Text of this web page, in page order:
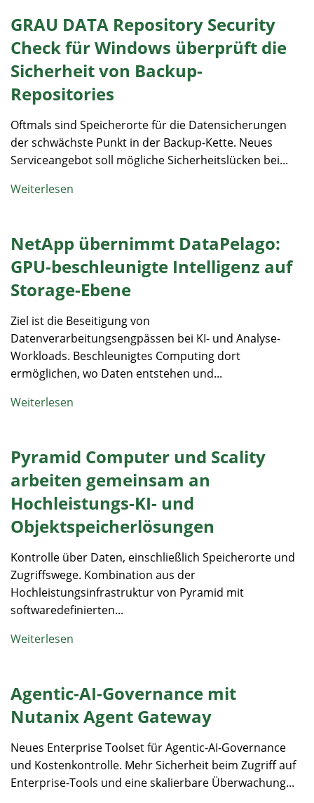
GRAU DATA Repository Security
Check für Windows überprüft die
Sicherheit von Backup-
Repositories
Oftmals sind Speicherorte für die Datensicherungen
der schwächste Punkt in der Backup-Kette. Neues
Serviceangebot soll mögliche Sicherheitslücken bei...
Weiterlesen
NetApp übernimmt DataPelago:
GPU-beschleunigte Intelligenz auf
Storage-Ebene
Ziel ist die Beseitigung von
Datenverarbeitungsengpässen bei KI- und Analyse-
Workloads. Beschleunigtes Computing dort
ermöglichen, wo Daten entstehen und...
Weiterlesen
Pyramid Computer und Scality
arbeiten gemeinsam an
Hochleistungs-KI- und
Objektspeicherlösungen
Kontrolle über Daten, einschließlich Speicherorte und
Zugriffswege. Kombination aus der
Hochleistungsinfrastruktur von Pyramid mit
softwaredefinierten...
Weiterlesen
Agentic-AI-Governance mit
Nutanix Agent Gateway
Neues Enterprise Toolset für Agentic-AI-Governance
und Kostenkontrolle. Mehr Sicherheit beim Zugriff auf
Enterprise-Tools und eine skalierbare Überwachung...